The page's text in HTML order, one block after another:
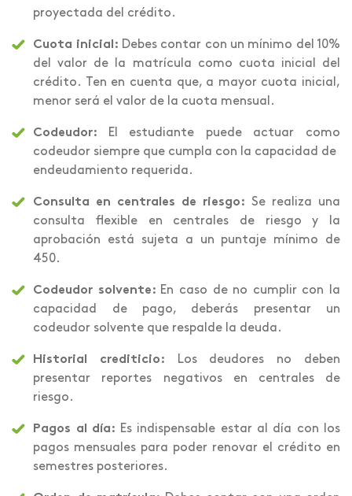
proyectada del crédito.
Cuota inicial: Debes contar con un mínimo del 10%
del valor de la matrícula como cuota inicial del
crédito. Ten en cuenta que, a mayor cuota inicial,
menor será el valor de la cuota mensual.
Codeudor:
El estudiante puede actuar como
codeudor siempre que cumpla con la capacidad de
endeudamiento requerida.
Consulta en centrales de riesgo: Se realiza una
consulta flexible en centrales de riesgo y la
aprobación está sujeta a un puntaje mínimo de
450.
Codeudor solvente: En caso de no cumplir con la
capacidad de pago, deberás presentar un
codeudor solvente que respalde la deuda.
Historial crediticio: Los deudores no deben
presentar reportes negativos en centrales de
riesgo.
Pagos al día: Es indispensable estar al día con los
pagos mensuales para poder renovar el crédito en
semestres posteriores.